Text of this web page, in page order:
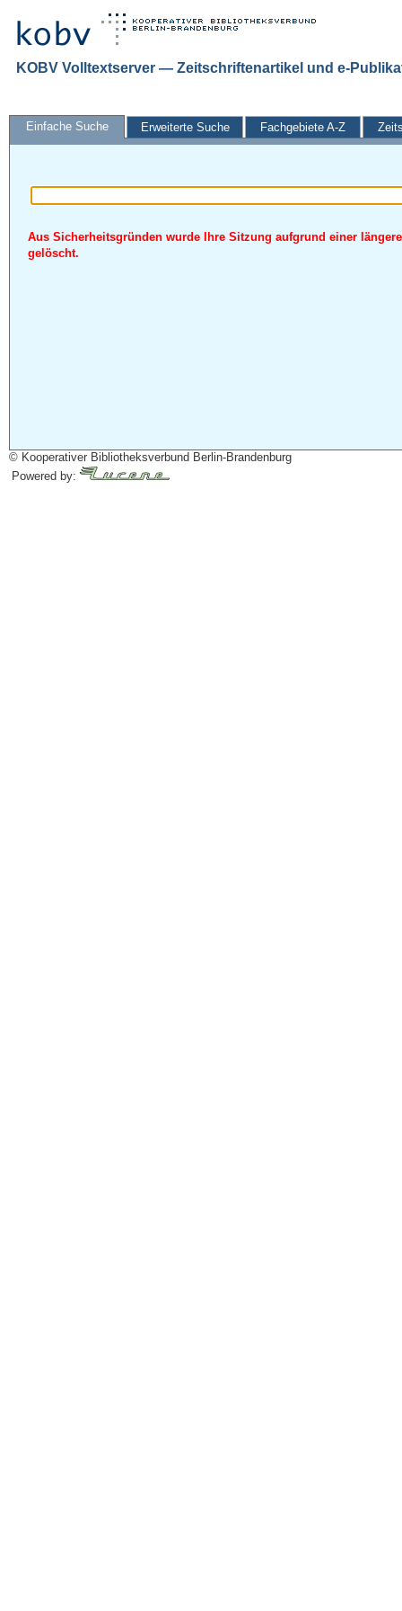
KOBV Volltextserver — Zeitschriftenartikel und e-
Einfache Suche Erweiterte Suche Fachgebiete A-Z
Aus Sicherheitsgründen wurde Ihre Sitzung aufgrund einer
gelöscht.
© Kooperativer Bibliotheksverbund Berlin-Brandenburg
Powered by: